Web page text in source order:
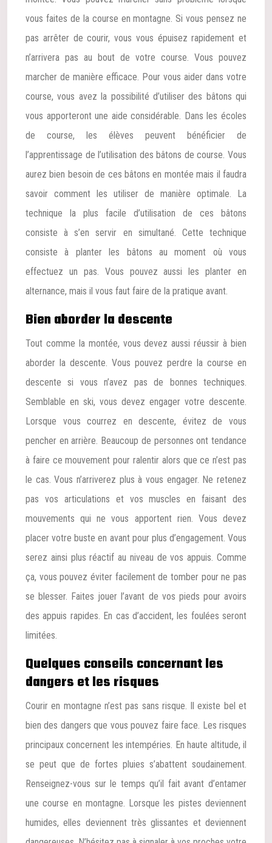
vous faites de la course en montagne. Si vous pensez ne
pas arrêter de courir, vous vous épuisez rapidement et
n’arrivera pas au bout de votre course. Vous pouvez
marcher de manière efficace. Pour vous aider dans votre
course, vous avez la possibilité d’utiliser des bâtons qui
vous apporteront une aide considérable. Dans les écoles
de course, les élèves peuvent bénéficier de
l’apprentissage de l’utilisation des bâtons de course. Vous
aurez bien besoin de ces bâtons en montée mais il faudra
savoir comment les utiliser de manière optimale. La
technique la plus facile d’utilisation de ces bâtons
consiste à s’en servir en simultané. Cette technique
consiste à planter les bâtons au moment où vous
effectuez un pas. Vous pouvez aussi les planter en
alternance, mais il vous faut faire de la pratique avant.
Bien aborder la descente
Tout comme la montée, vous devez aussi réussir à bien
aborder la descente. Vous pouvez perdre la course en
descente si vous n’avez pas de bonnes techniques.
Semblable en ski, vous devez engager votre descente.
Lorsque vous courrez en descente, évitez de vous
pencher en arrière. Beaucoup de personnes ont tendance
à faire ce mouvement pour ralentir alors que ce n’est pas
le cas. Vous n’arriverez plus à vous engager. Ne retenez
pas vos articulations et vos muscles en faisant des
mouvements qui ne vous apportent rien. Vous devez
placer votre buste en avant pour plus d’engagement. Vous
serez ainsi plus réactif au niveau de vos appuis. Comme
ça, vous pouvez éviter facilement de tomber pour ne pas
se blesser. Faites jouer l’avant de vos pieds pour avoirs
des appuis rapides. En cas d’accident, les foulées seront
limitées.
Quelques conseils concernant les
dangers et les risques
Courir en montagne n’est pas sans risque. Il existe bel et
bien des dangers que vous pouvez faire face. Les risques
principaux concernent les intempéries. En haute altitude, il
se peut que de fortes pluies s’abattent soudainement.
Renseignez-vous sur le temps qu’il fait avant d’entamer
une course en montagne. Lorsque les pistes deviennent
humides, elles deviennent très glissantes et deviennent